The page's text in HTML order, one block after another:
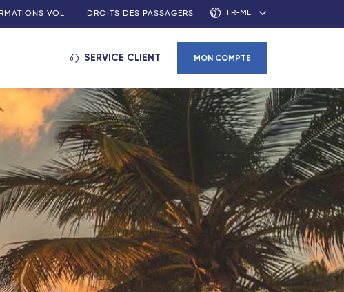
VOL DROITS DES PASSAGERS FR-ML
SERVICE CLIENT MON COMPTE